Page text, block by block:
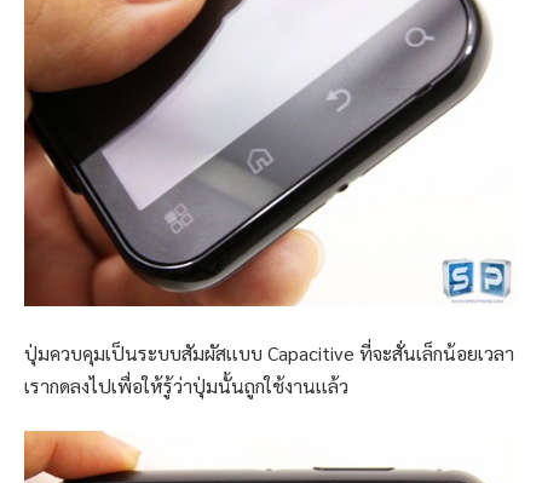
ปุ่มควบคุมเป็นระบบสัมผัสเเบบ Capacitive ที่จะสั่นเล็กน้อยเวลา
เรากดลงไปเพื่อให้รู้ว่าปุ่มนั้นถูกใช้งานเเล้ว